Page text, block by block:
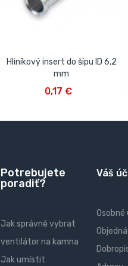
Hliníkový insert do šípu ID 6,2
mm
0,17 €
Potrebujete
poradiť?
Jak správně vybrat
ventilátor na kamna
Jak umístit
Váš
Osobné